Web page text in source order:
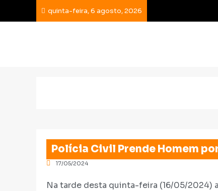
quinta-feira, 6 agosto, 2026
Polícia Civil Prende Homem
17/05/2024
Na tarde desta quinta-feira (16/05/2024)